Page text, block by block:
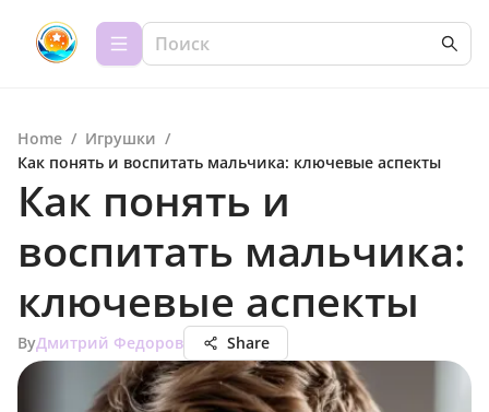
Home / Игрушки /
Как понять и воспитать мальчика: ключевые аспекты
Как понять и
воспитать мальчика:
ключевые аспекты
ByДмитрий Федоров Share